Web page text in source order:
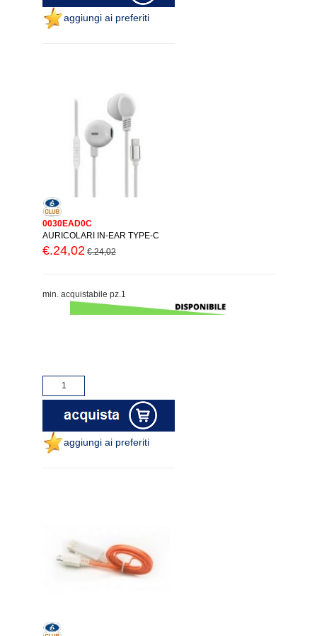
aggiungi ai preferiti
0030EAD0C
AURICOLARI IN-EAR TYPE-C
€.24,02 €.24,02
min. acquistabile pz.1
aggiungi ai preferiti